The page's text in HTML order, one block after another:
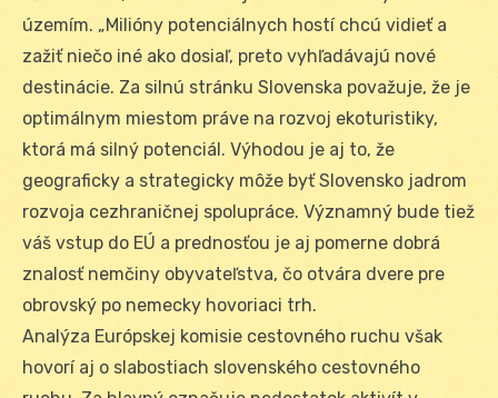
územím. „Milióny potenciálnych hostí chcú vidieť a
zažiť niečo iné ako dosiaľ, preto vyhľadávajú nové
destinácie. Za silnú stránku Slovenska považuje, že je
optimálnym miestom práve na rozvoj ekoturistiky,
ktorá má silný potenciál. Výhodou je aj to, že
geograficky a strategicky môže byť Slovensko jadrom
rozvoja cezhraničnej spolupráce. Významný bude tiež
váš vstup do EÚ a prednosťou je aj pomerne dobrá
znalosť nemčiny obyvateľstva, čo otvára dvere pre
obrovský po nemecky hovoriaci trh.
Analýza Európskej komisie cestovného ruchu však
hovorí aj o slabostiach slovenského cestovného